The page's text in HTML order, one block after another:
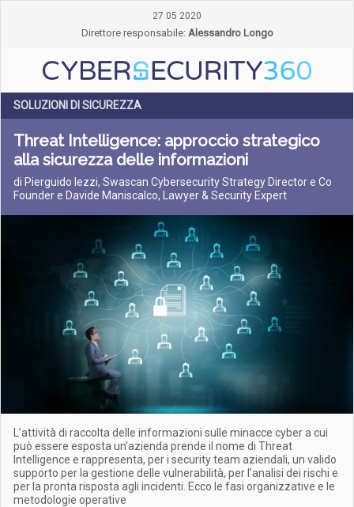
27 05 2020
Direttore responsabile: Alessandro Longo
SOLUZIONI DI SICUREZZA
Threat Intelligence: approccio strategico
alla sicurezza delle informazioni
di Pierguido Iezzi, Swascan Cybersecurity Strategy Director e Co
Founder e Davide Maniscalco, Lawyer & Security Expert
L’attività di raccolta delle informazioni sulle minacce cyber a cui
può essere esposta un’azienda prende il nome di Threat
Intelligence e rappresenta, per i security team aziendali, un valido
supporto per la gestione delle vulnerabilità, per l’analisi dei rischi e
per la pronta risposta agli incidenti. Ecco le fasi organizzative e le
metodologie operative